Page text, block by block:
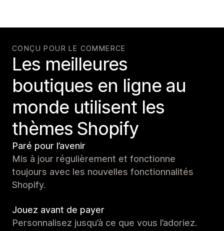
CONÇU POUR LE COMMERCE
Les meilleures
boutiques en ligne au
monde utilisent les
thèmes Shopify
Paré pour l’avenir
Mis à jour régulièrement et fonctionne
toujours avec les nouvelles fonctionnalités
Shopify.
Jouez avant de payer
Personnalisez jusqu’à ce que vous l’adoriez.